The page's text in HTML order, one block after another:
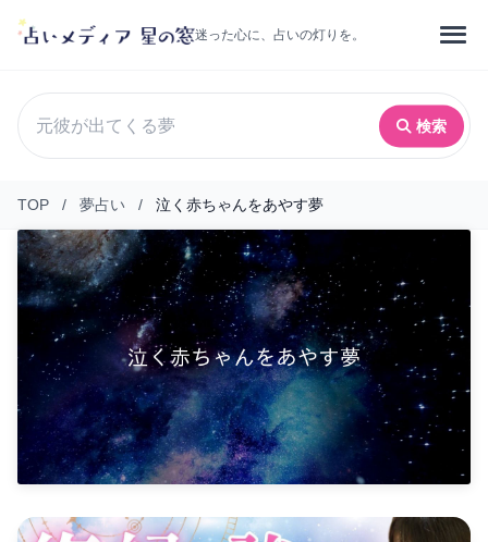
迷った心に、占いの灯りを。
検索
TOP / 夢占い / 泣く赤ちゃんをあやす夢